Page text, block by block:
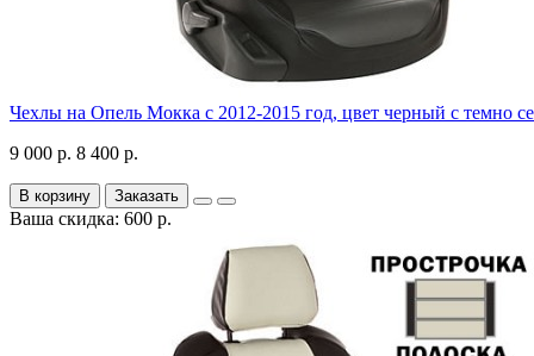
Чехлы на Опель Мокка с 2012-2015 год, цвет черный с темно
9 000 р. 8 400 р.
В корзину Заказать
Ваша скидка: 600 р.